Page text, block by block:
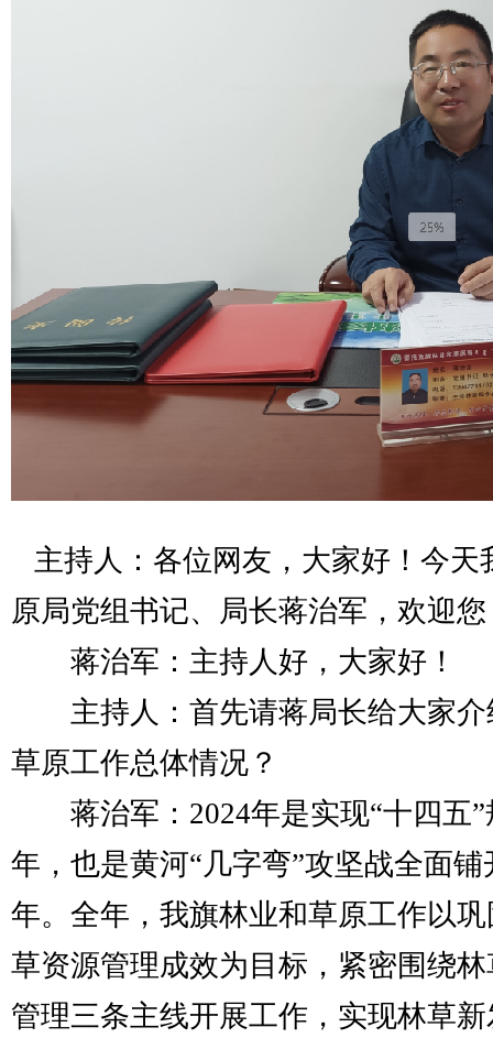
主持人：各位网友，大家好！今
原局党组书记、局长蒋治军，欢迎您
蒋治军：主持人好，大家好！
主持人：首先请蒋局长给大家介
草原工作总体情况？
蒋治军：2024年是实现“十四五”
年，也是黄河“几字弯”攻坚战全面
年。全年，我旗林业和草原工作以
草资源管理成效为目标，紧密围绕
管理三条主线开展工作，实现林草